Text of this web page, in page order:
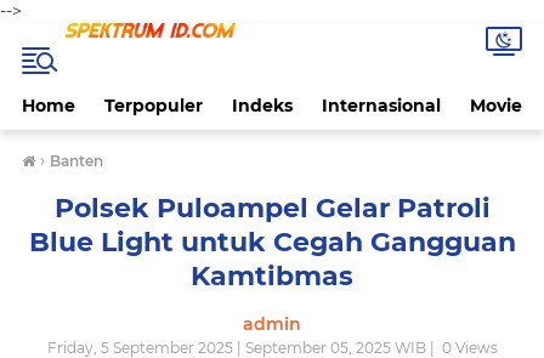
-->
Home Terpopuler Indeks Internasional Movie
› Banten
Polsek Puloampel Gelar Patroli
Blue Light untuk Cegah Gangguan
Kamtibmas
admin
Friday, 5 September 2025 | September 05, 2025 WIB | 0Views